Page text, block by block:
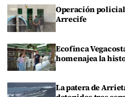
Operación
Arrecife
Ecofinca
homenajea la
La patera de